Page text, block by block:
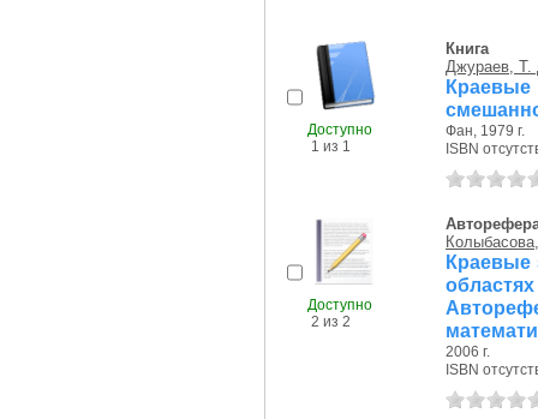
Доступно
1 из 1
Книга
Джураев, Т.
Фан, 1979 г.
ISBN
Доступно
2 из 2
Краевые
2006 г.
ISBN